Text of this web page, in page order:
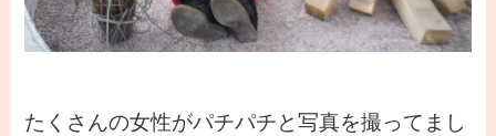
たくさんの女性がパチパチと写真を撮ってまし